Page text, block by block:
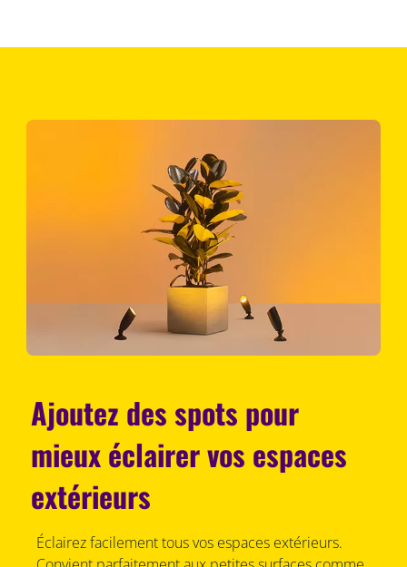
Ajoutez des spots pour
mieux éclairer vos espaces
extérieurs
Éclairez facilement tous vos espaces extérieurs.